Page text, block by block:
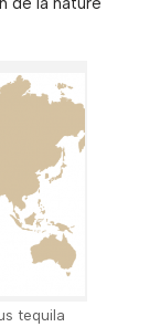
tequila